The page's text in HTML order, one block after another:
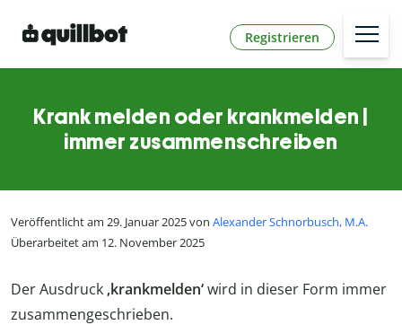
Registrieren
Krank melden oder krankmelden |
immer zusammenschreiben
Veröffentlicht am 29. Januar 2025 von Alexander Schnorbusch, M.A.
Überarbeitet am 12. November 2025
Der Ausdruck ‚krankmelden‘wird in dieser Form immer
zusammengeschrieben.